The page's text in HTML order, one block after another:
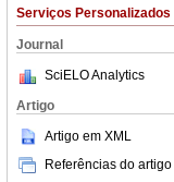
Serviços Personalizados
Journal
SciELO Analytics
Artigo
Artigo em XML
Referências do artigo